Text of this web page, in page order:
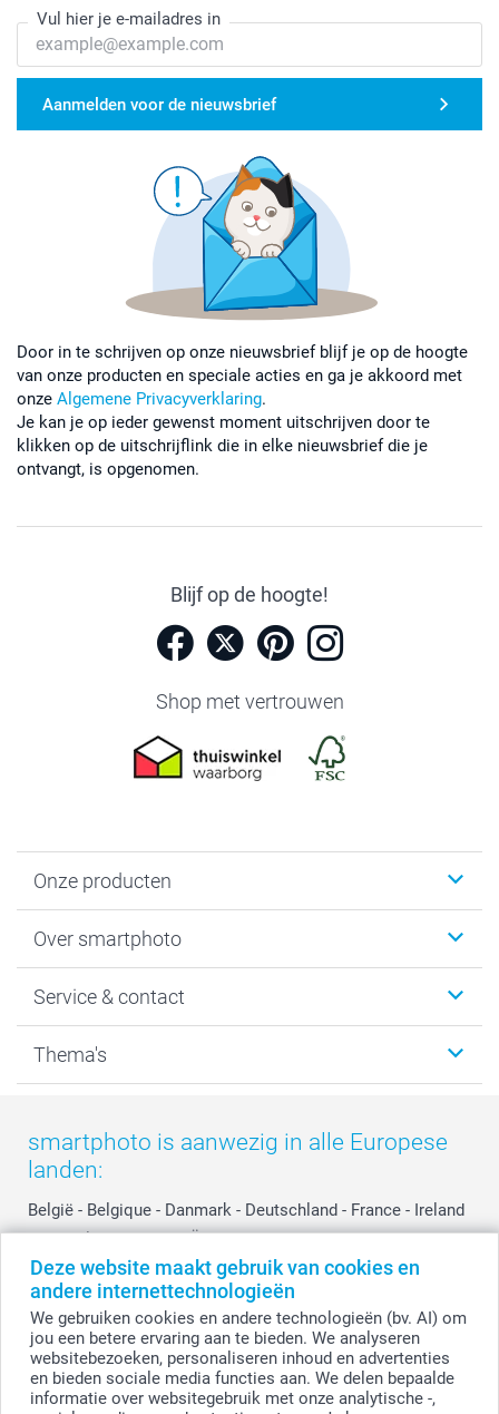
Deze website maakt gebruik van cookies en
andere internettechnologieën
We gebruiken cookies en andere technologieën (bv. AI) om
jou een betere ervaring aan te bieden. We analyseren
websitebezoeken, personaliseren inhoud en advertenties
en bieden sociale media functies aan. We delen bepaalde
informatie over websitegebruik met onze analytische -,
Vul hier je e-mailadres in
Aanmelden voor de nieuwsbrief
Door in te schrijven op onze nieuwsbrief blijf je op de hoogte
van onze producten en speciale acties en ga je akkoord met
onze Algemene Privacyverklaring.
Je kan je op ieder gewenst moment uitschrijven door te
klikken op de uitschrijflink die in elke nieuwsbrief die je
ontvangt, is opgenomen.
Blijf op de hoogte!
Shop met vertrouwen
Onze producten
Fotoboeken
Fotocadeaus
Kaarten
Over smartphoto
Vacatures
Bestelproces
Privacy
Cookiebeleid
Reviews
Prijslijst
Investor Relations
Service & contact
Tevredenheidsgarantie
smartbonus
smartfriends
service@smartphoto.nl
Affiliate partnerprogramma
Partnerships
Influencer partnerprogramma
Thema's
Moederdag
Vaderdag
Huwelijk
smartphoto is aanwezig in alle Europese
landen:
België - Belgique - Danmark - Deutschland - France - Ireland
- Nederland - Norge - Österreich - Schweiz - Suisse -
Switzerland - Suomi - Sverige - United Kingdom -
Other Countries
Alle prijzen zijn in EURO (€) inclusief BTW en exclusief verzendkosten.